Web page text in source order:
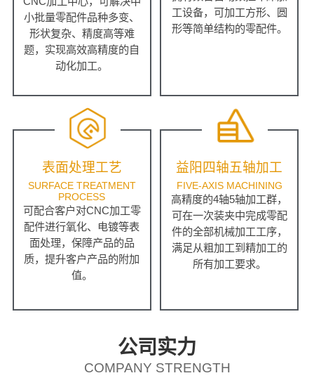
小批量零配件品种多变、
形状复杂、精度高等难
题，实现高效高精度的自
动化加工。
工设备，可加工方形、圆
形等简单结构的零配件。
表面处理工艺
SURFACE TREATMENT
PROCESS
可配合客户对CNC加工零
配件进行氧化、电镀等表
面处理，保障产品的品
质，提升客户产品的附加
值。
益阳四轴五轴加工
FIVE-AXIS MACHINING
高精度的4轴5轴加工群，
可在一次装夹中完成零配
件的全部机械加工工序，
满足从粗加工到精加工的
所有加工要求。
公司实力
COMPANY STRENGTH